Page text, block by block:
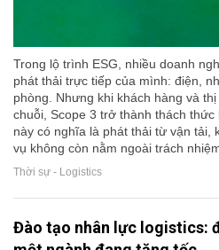
Trong lộ trình ESG, nhiều doanh
phát thải trực tiếp của mình: điện,
phòng. Nhưng khi khách hàng và
chuỗi, Scope 3 trở thành thách
này có nghĩa là phát thải từ vận tải,
vụ không còn nằm ngoài trách
Thời sự - Logistics
Đào tạo nhân lực logistics: